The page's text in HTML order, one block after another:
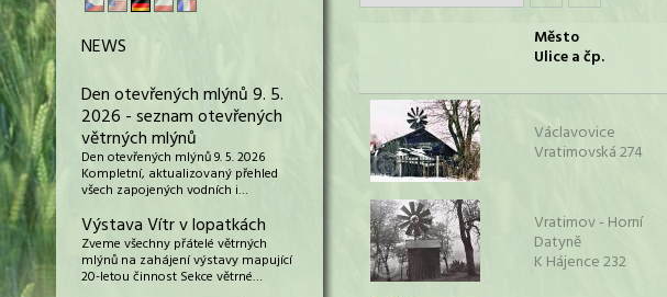
NEWS
Den otevřených mlýnů 9. 5.
2026 - seznam otevřených
větrných mlýnů
Den otevřených mlýnů 9. 5. 2026
Kompletní, aktualizovaný přehled
všech zapojených vodních i…
Výstava Vítr v lopatkách
Zveme všechny přátelé větrných
mlýnů na zahájení výstavy mapující
20-letou činnost Sekce větrné…
Město
Ulice a čp.
Václavovice
Vratimovská 274
Vratimov - Horní
Datyně
K Hájence 232